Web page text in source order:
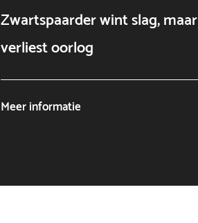
Zwartspaarder wint slag, maar
verliest oorlog
Meer informatie